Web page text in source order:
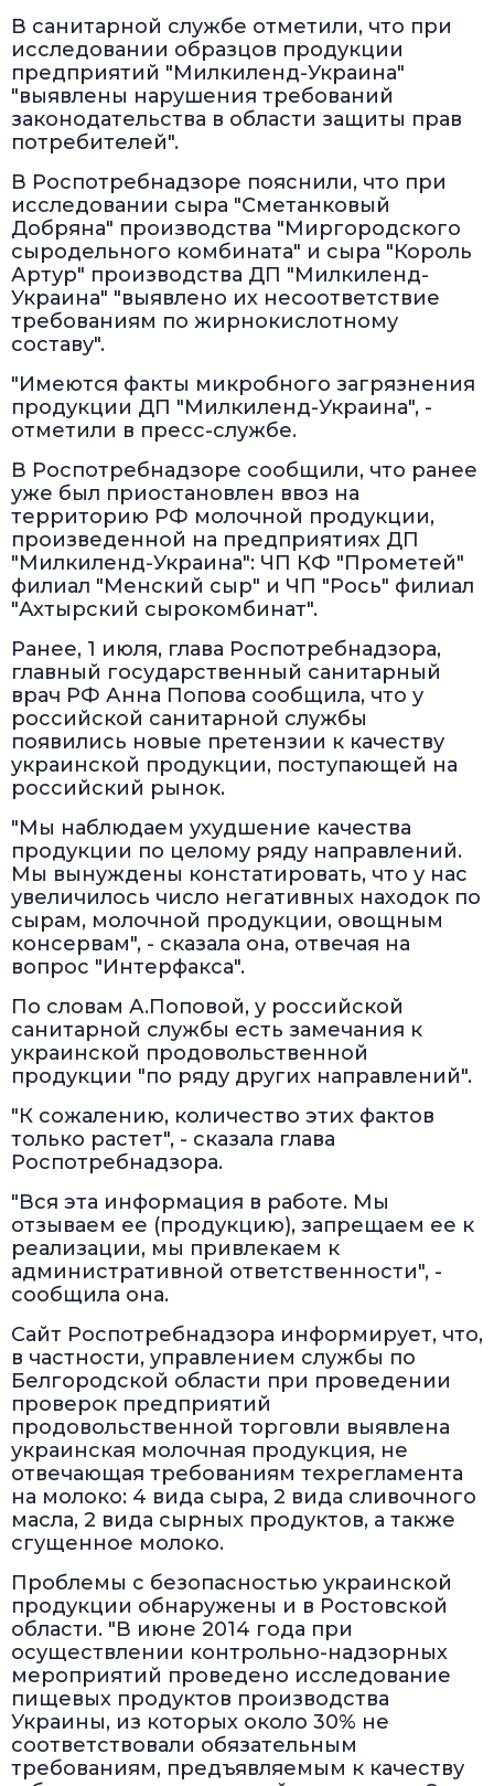
В санитарной службе отметили, что при
исследовании образцов продукции
предприятий "Милкиленд-Украина"
"выявлены нарушения требований
законодательства в области защиты прав
потребителей".
В Роспотребнадзоре пояснили, что при
исследовании сыра "Сметанковый
Добряна" производства "Миргородского
сыродельного комбината" и сыра "Король
Артур" производства ДП "Милкиленд-
Украина" "выявлено их несоответствие
требованиям по жирнокислотному
составу".
"Имеются факты микробного загрязнения
продукции ДП "Милкиленд-Украина", -
отметили в пресс-службе.
В Роспотребнадзоре сообщили, что ранее
уже был приостановлен ввоз на
территорию РФ молочной продукции,
произведенной на предприятиях ДП
"Милкиленд-Украина": ЧП КФ "Прометей"
филиал "Менский сыр" и ЧП "Рось" филиал
"Ахтырский сырокомбинат".
Ранее, 1 июля, глава Роспотребнадзора,
главный государственный санитарный
врач РФ Анна Попова сообщила, что у
российской санитарной службы
появились новые претензии к качеству
украинской продукции, поступающей на
российский рынок.
"Мы наблюдаем ухудшение качества
продукции по целому ряду направлений.
Мы вынуждены констатировать, что у нас
увеличилось число негативных находок по
сырам, молочной продукции, овощным
консервам", - сказала она, отвечая на
вопрос "Интерфакса".
По словам А.Поповой, у российской
санитарной службы есть замечания к
украинской продовольственной
продукции "по ряду других направлений".
"К сожалению, количество этих фактов
только растет", - сказала глава
Роспотребнадзора.
"Вся эта информация в работе. Мы
отзываем ее (продукцию), запрещаем ее к
реализации, мы привлекаем к
административной ответственности", -
сообщила она.
Сайт Роспотребнадзора информирует, что,
в частности, управлением службы по
Белгородской области при проведении
проверок предприятий
продовольственной торговли выявлена
украинская молочная продукция, не
отвечающая требованиям техрегламента
на молоко: 4 вида сыра, 2 вида сливочного
масла, 2 вида сырных продуктов, а также
сгущенное молоко.
Проблемы с безопасностью украинской
продукции обнаружены и в Ростовской
области. "В июне 2014 года при
осуществлении контрольно-надзорных
мероприятий проведено исследование
пищевых продуктов производства
Украины, из которых около 30% не
соответствовали обязательным
требованиям, предъявляемым к качеству